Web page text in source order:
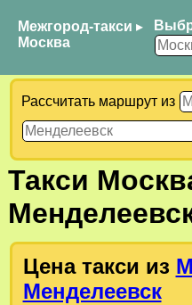
Межгород-такси ▸
Москва
Рассчитать маршрут из
Такси
Цена такси из
Менделеевск